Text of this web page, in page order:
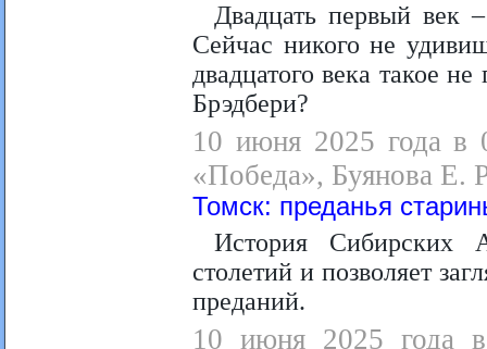
Двадцать первый век
Сейчас никого не
двадцатого века такое
Брэдбери?
10 июня 2025 года в
«Победа», Буянова Е.
Томск: преданья
История Сибирских
столетий и позволяет
преданий.
10 июня 2025 года в